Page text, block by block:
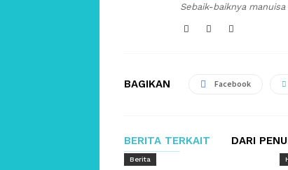
Sebaik-baiknya
BAGIKAN Facebook
BERITA TERKAIT DARI
Berita